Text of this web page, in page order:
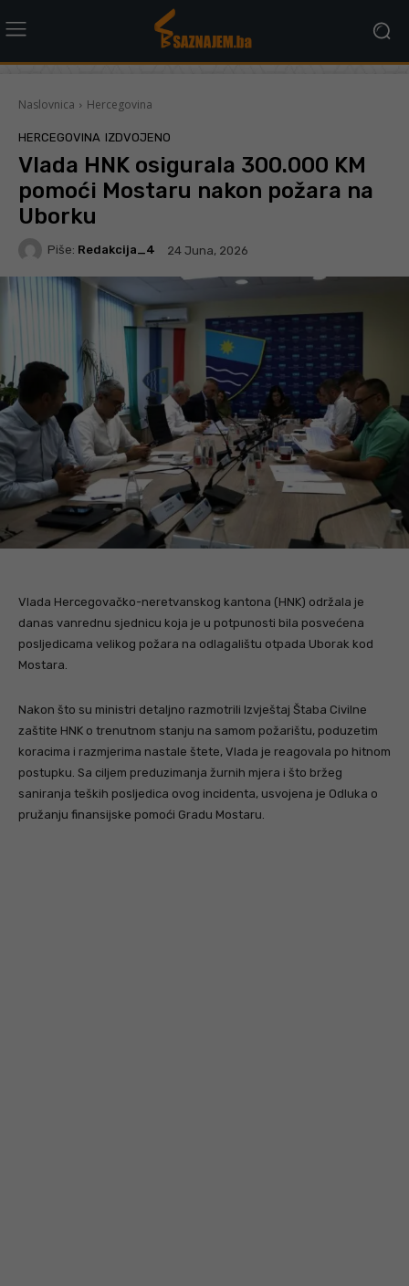
Naslovnica Hercegovina
HERCEGOVINA IZDVOJENO
Vlada HNK osigurala 300.000 KM
pomoći Mostaru nakon požara na
Uborku
Piše: Redakcija_4 24 Juna, 2026
Vlada Hercegovačko-neretvanskog kantona (HNK) održala je
danas vanrednu sjednicu koja je u potpunosti bila posvećena
posljedicama velikog požara na odlagalištu otpada Uborak kod
Mostara.
Nakon što su ministri detaljno razmotrili Izvještaj Štaba Civilne
zaštite HNK o trenutnom stanju na samom požarištu, poduzetim
koracima i razmjerima nastale štete, Vlada je reagovala po hitnom
postupku. Sa ciljem preduzimanja žurnih mjera i što bržeg
saniranja teških posljedica ovog incidenta, usvojena je Odluka o
pružanju finansijske pomoći Gradu Mostaru.